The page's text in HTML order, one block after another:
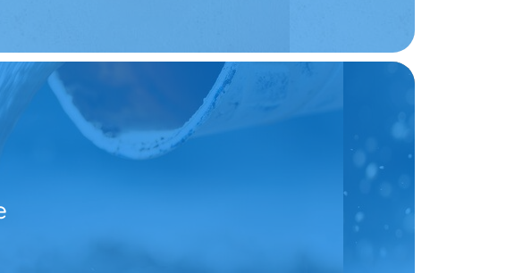
Facile à utiliser, elle peut être disposée dans des coupelles ou
Toutefois, en cas de problèmes respiratoires, manipulez-la
Hygiène Eco Environnement.